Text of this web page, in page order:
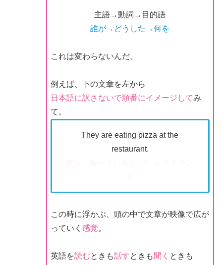
主語→動詞→目的語
誰が→どうした→何を
これは変わらないんだ。
例えば、下の文章を左から
日本語に訳さないで順番にイメージしてみ
て。
They are eating pizza at the
restaurant.
この時に浮かぶ、頭の中で文章が映像で広が
っていく 感覚。
英語を読むときも話すときも 聞く ときも